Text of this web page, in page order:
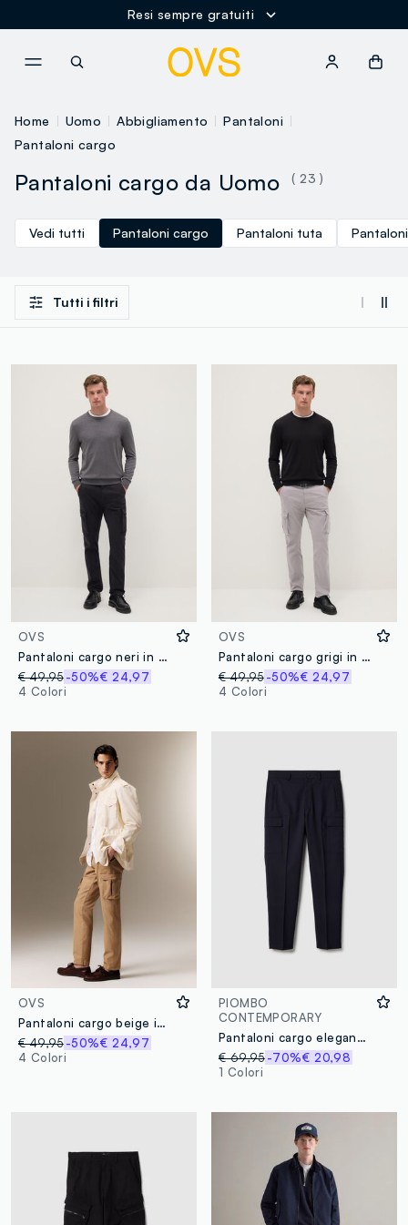
Resi sempre gratuiti
Home Uomo Abbigliamento
Pantaloni
Pantaloni cargo
Pantaloni cargo da Uomo ( 23 )
Vedi tutti Pantaloni cargo Pantaloni tuta
Tutti i filtri
OVS
Pantaloni cargo neri in cotone elasticizzato slim fit
€ 49,95-50%€ 24,97
4 Colori
OVS
Pantaloni cargo grigi in cotone elasticizzato slim fit
€ 49,95 -50%€ 24,97
4 Colori
OVS
Pantaloni cargo beige in cotone elasticizzato slim fit
€ 49,95-50%€ 24,97
4 Colori
PIOMBO
CONTEMPORARY
Pantaloni cargo eleganti blu regular fit
€ 69,95 -70%€ 20,98
1 Colori